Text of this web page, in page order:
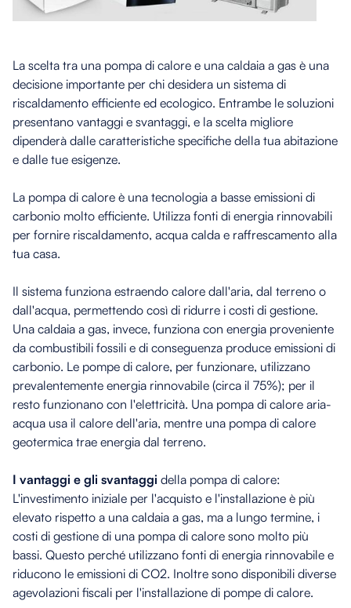
La scelta tra una pompa di calore e una caldaia a gas è una
decisione importante per chi desidera un sistema di
riscaldamento efficiente ed ecologico. Entrambe le soluzioni
presentano vantaggi e svantaggi, e la scelta migliore
dipenderà dalle caratteristiche specifiche della tua abitazione
e dalle tue esigenze.
La pompa di calore è una tecnologia a basse emissioni di
carbonio molto efficiente. Utilizza fonti di energia rinnovabili
per fornire riscaldamento, acqua calda e raffrescamento alla
tua casa.
Il sistema funziona estraendo calore dall'aria, dal terreno o
dall'acqua, permettendo così di ridurre i costi di gestione.
Una caldaia a gas, invece, funziona con energia proveniente
da combustibili fossili e di conseguenza produce emissioni di
carbonio. Le pompe di calore, per funzionare, utilizzano
prevalentemente energia rinnovabile (circa il 75%); per il
resto funzionano con l'elettricità. Una pompa di calore aria-
acqua usa il calore dell'aria, mentre una pompa di calore
geotermica trae energia dal terreno.
I vantaggi e gli svantaggi della pompa di calore:
L'investimento iniziale per l'acquisto e l'installazione è più
elevato rispetto a una caldaia a gas, ma a lungo termine, i
costi di gestione di una pompa di calore sono molto più
bassi. Questo perché utilizzano fonti di energia rinnovabile e
riducono le emissioni di CO2. Inoltre sono disponibili diverse
agevolazioni fiscali per l'installazione di pompe di calore.